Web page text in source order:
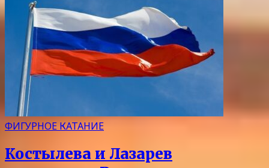
ФИГУРНОЕ КАТАНИЕ
Костылева и Лазарев